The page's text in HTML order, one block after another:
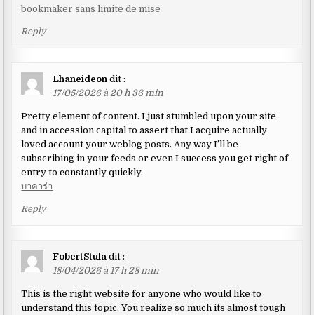
bookmaker sans limite de mise
Reply
Lhaneideon dit :
17/05/2026 à 20 h 36 min
Pretty element of content. I just stumbled upon your site
and in accession capital to assert that I acquire actually
loved account your weblog posts. Any way I’ll be
subscribing in your feeds or even I success you get right of
entry to constantly quickly.
บาคาร่า
Reply
FobertStula dit :
18/04/2026 à 17 h 28 min
This is the right website for anyone who would like to
understand this topic. You realize so much its almost tough